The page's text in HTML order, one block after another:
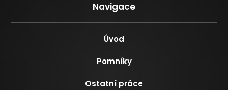
Navigace
Úvod
Pomníky
Ostatní práce